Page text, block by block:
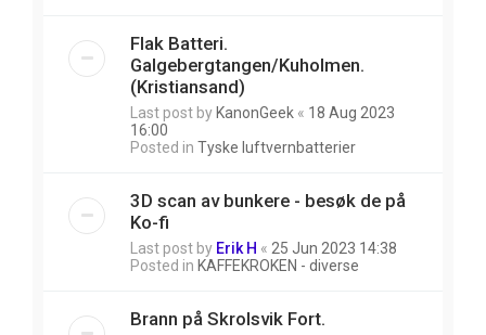
Flak Batteri.
Galgebergtangen/Kuholmen.
(Kristiansand)
Last post by KanonGeek « 18 Aug 2023
16:00
Posted in Tyske luftvernbatterier
3D scan av bunkere - besøk de på
Ko-fi
Last post by Erik H « 25 Jun 2023 14:38
Posted in KAFFEKROKEN - diverse
Brann på Skrolsvik Fort.